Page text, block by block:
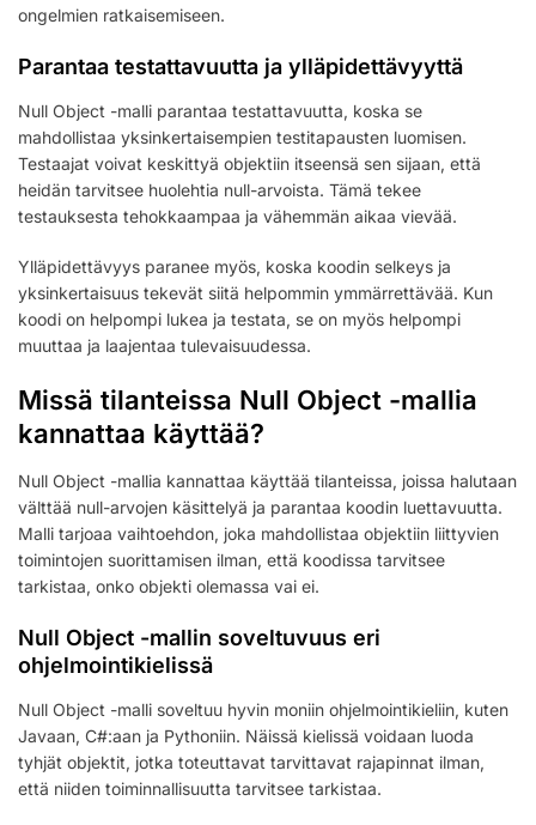
ongelmien ratkaisemiseen.
Parantaa testattavuutta ja ylläpidettävyyttä
Null Object -malli parantaa testattavuutta, koska se
mahdollistaa yksinkertaisempien testitapausten luomisen.
Testaajat voivat keskittyä objektiin itseensä sen sijaan, että
heidän tarvitsee huolehtia null-arvoista. Tämä tekee
testauksesta tehokkaampaa ja vähemmän aikaa vievää.
Ylläpidettävyys paranee myös, koska koodin selkeys ja
yksinkertaisuus tekevät siitä helpommin ymmärrettävää. Kun
koodi on helpompi lukea ja testata, se on myös helpompi
muuttaa ja laajentaa tulevaisuudessa.
Missä tilanteissa Null Object -mallia
kannattaa käyttää?
Null Object -mallia kannattaa käyttää tilanteissa, joissa halutaan
välttää null-arvojen käsittelyä ja parantaa koodin luettavuutta.
Malli tarjoaa vaihtoehdon, joka mahdollistaa objektiin liittyvien
toimintojen suorittamisen ilman, että koodissa tarvitsee
tarkistaa, onko objekti olemassa vai ei.
Null Object -mallin soveltuvuus eri
ohjelmointikielissä
Null Object -malli soveltuu hyvin moniin ohjelmointikieliin, kuten
Javaan, C#:aan ja Pythoniin. Näissä kielissä voidaan luoda
tyhjät objektit, jotka toteuttavat tarvittavat rajapinnat ilman,
että niiden toiminnallisuutta tarvitsee tarkistaa.